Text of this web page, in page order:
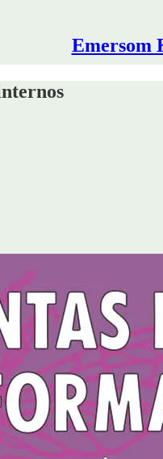
Emersom